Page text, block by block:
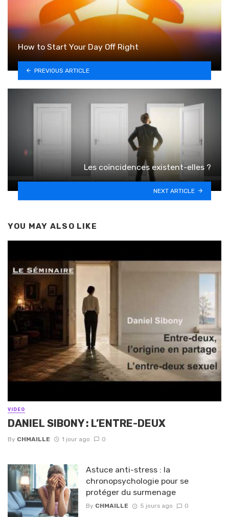
How to Start Your Day Off Right
PREVIOUS ARTICLE
Les coïncidences existent-elles ?
NEXT ARTICLE
YOU MAY ALSO LIKE
VIDEO
DANIEL SIBONY : L’ENTRE-DEUX
By CHMAILLE 1 jour ago 0
Astuce anti-stress : la
chronopsychologie pour se
protéger du surmenage
By CHMAILLE 5 jours ago 0